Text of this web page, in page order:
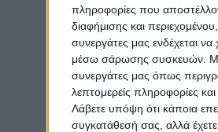
πληροφορίες που
διαφήμισης και
συνεργάτες μας ενδέχεται
μέσω σάρωσης συσκευών.
συνεργάτες μας όπως
λεπτομερείς πληροφορίες
Λάβετε υπόψη ότι κάποια
συγκατάθεσή σας, αλλά